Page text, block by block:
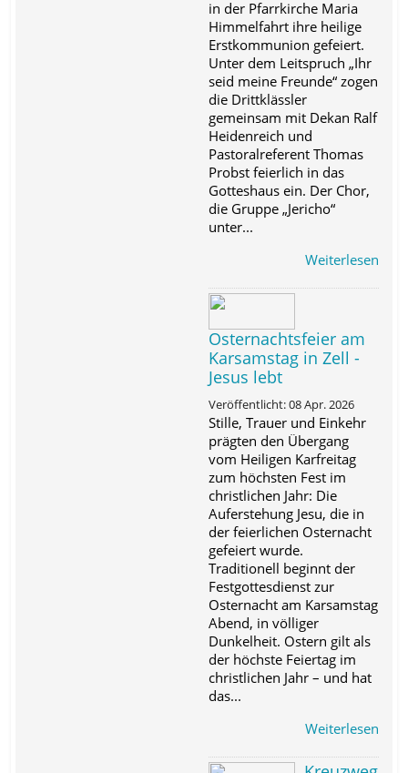
in der Pfarrkirche Maria
Himmelfahrt ihre heilige
Erstkommunion gefeiert.
Unter dem Leitspruch „Ihr
seid meine Freunde“ zogen
die Drittklässler
gemeinsam mit Dekan Ralf
Heidenreich und
Pastoralreferent Thomas
Probst feierlich in das
Gotteshaus ein. Der Chor,
die Gruppe „Jericho“
unter...
Weiterlesen
Osternachtsfeier am
Karsamstag in Zell -
Jesus lebt
Veröffentlicht: 08 Apr. 2026
Stille, Trauer und Einkehr
prägten den Übergang
vom Heiligen Karfreitag
zum höchsten Fest im
christlichen Jahr: Die
Auferstehung Jesu, die in
der feierlichen Osternacht
gefeiert wurde.
Traditionell beginnt der
Festgottesdienst zur
Osternacht am Karsamstag
Abend, in völliger
Dunkelheit. Ostern gilt als
der höchste Feiertag im
christlichen Jahr – und hat
das...
Weiterlesen